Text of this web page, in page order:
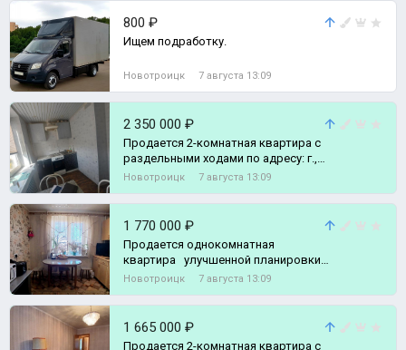
800 ₽
Ищем подработку.
Новотроицк 7 августа 13:09
2 350 000 ₽
Продается 2-комнатная квартира с
раздельными ходами по адресу: г.,
2-комн. квартира
Новотроицк 7 августа 13:09
1 770 000 ₽
Продается однокомнатная
квартира улучшенной планировки
по адресу г., 1-комн. квартира
Новотроицк 7 августа 13:09
1 665 000 ₽
Продается 2-комнатная квартира с